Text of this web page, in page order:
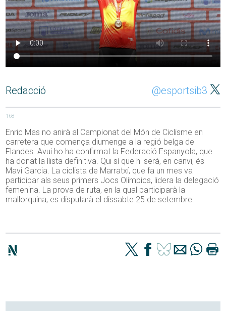
Redacció @esportsib3
168
Enric Mas no anirà al Campionat del Món de Ciclisme en
carretera que comença diumenge a la regió belga de
Flandes. Avui ho ha confirmat la Federació Espanyola, que
ha donat la llista definitiva. Qui sí que hi serà, en canvi, és
Mavi Garcia. La ciclista de Marratxí, que fa un mes va
participar als seus primers Jocs Olímpics, lidera la delegació
femenina. La prova de ruta, en la qual participarà la
mallorquina, es disputarà el dissabte 25 de setembre.